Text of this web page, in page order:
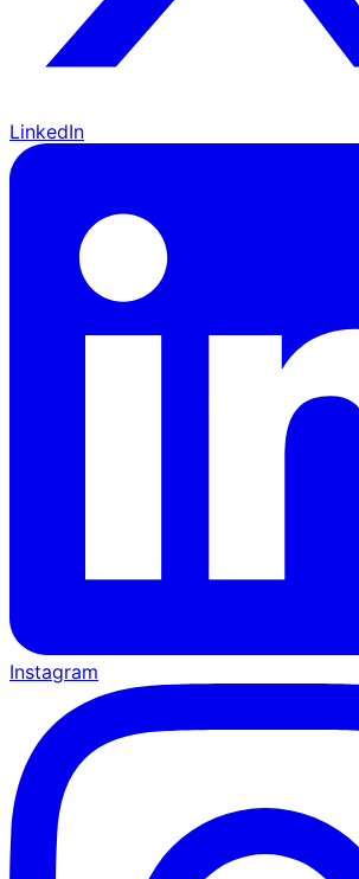
LinkedIn
Instagram